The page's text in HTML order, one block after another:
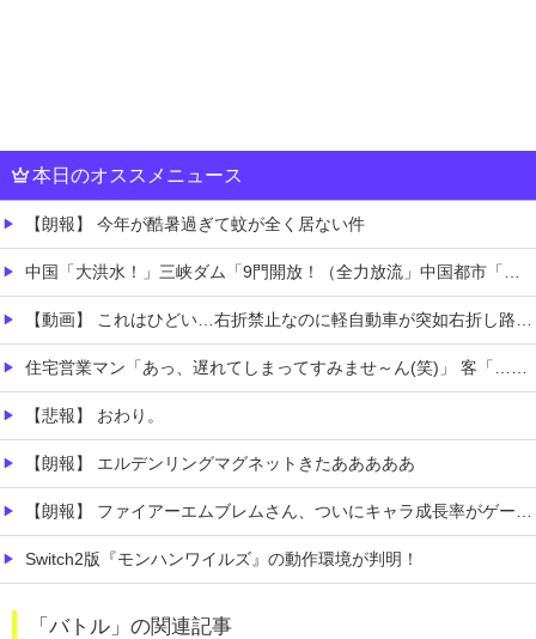
本日のオススメニュース
【朗報】 今年が酷暑過ぎて蚊が全く居ない件
中国「大洪水！」三峡ダム「9門開放！（全力放流」中国都市「三峡沿線の道路水没」中国政府「高速道路封鎖！」中国ダム「緊急放流に合わせて開門（土砂崩れ発生」→
【動画】 これはひどい…右折禁止なのに軽自動車が突如右折し路面電車と衝突→乗ってた三人組が車を捨て逃走ｗｗｗｗｗｗ
住宅営業マン「あっ、遅れてしまってすみませ～ん(笑)」 客「…今日、契約日ですよね？」→こうなるｗｗｗ
【悲報】 おわり。
【朗報】 エルデンリングマグネットきたあああああ
【朗報】 ファイアーエムブレムさん、ついにキャラ成長率がゲーム内で見れるようになる
Switch2版『モンハンワイルズ』の動作環境が判明！
「バトル」の関連記事